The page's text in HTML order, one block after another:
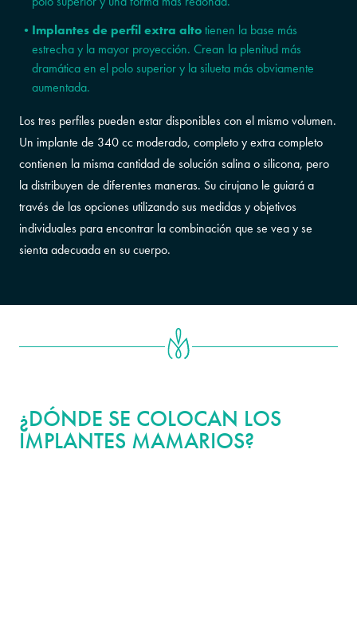
Implantes de perfil extra altotienen la base más
estrecha y la mayor proyección. Crean la plenitud más
dramática en el polo superior y la silueta más obviamente
aumentada.
Los tres perfiles pueden estar disponibles con el mismo volumen.
Un implante de 340 cc moderado, completo y extra completo
contienen la misma cantidad de solución salina o silicona, pero
la distribuyen de diferentes maneras. Su cirujano le guiará a
través de las opciones utilizando sus medidas y objetivos
individuales para encontrar la combinación que se vea y se
sienta adecuada en su cuerpo.
¿DÓNDE SE COLOCAN LOS
IMPLANTES MAMARIOS?